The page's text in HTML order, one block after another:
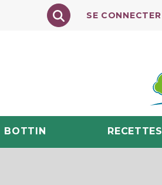
Texte à rechercher
SE CONNECTER
BOTTIN RECETTES